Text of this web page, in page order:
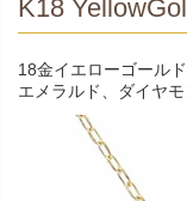
K18
18金イエローゴールド
エメラルド、ダイヤ